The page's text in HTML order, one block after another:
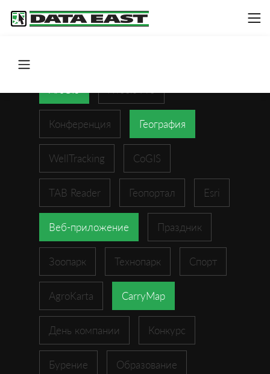
Конференция География
WellTracking CoGIS
TAB Reader Геопортал Esri
Веб-приложение Праздник
Зоопарк Технопарк Спорт
AgroKarta CarryMap
День компании Конкурс
Бурение Образование